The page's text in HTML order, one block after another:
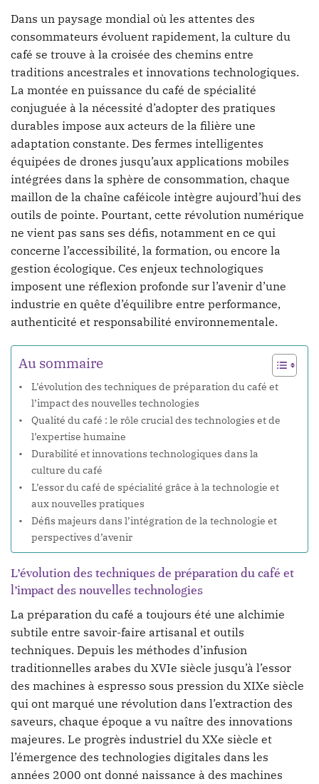
Dans un paysage mondial où les attentes des
consommateurs évoluent rapidement, la culture du
café se trouve à la croisée des chemins entre
traditions ancestrales et innovations technologiques.
La montée en puissance du café de spécialité
conjuguée à la nécessité d’adopter des pratiques
durables impose aux acteurs de la filière une
adaptation constante. Des fermes intelligentes
équipées de drones jusqu’aux applications mobiles
intégrées dans la sphère de consommation, chaque
maillon de la chaîne caféicole intègre aujourd’hui des
outils de pointe. Pourtant, cette révolution numérique
ne vient pas sans ses défis, notamment en ce qui
concerne l’accessibilité, la formation, ou encore la
gestion écologique. Ces enjeux technologiques
imposent une réflexion profonde sur l’avenir d’une
industrie en quête d’équilibre entre performance,
authenticité et responsabilité environnementale.
Au sommaire
L’évolution des techniques de préparation du café et
l’impact des nouvelles technologies
Qualité du café : le rôle crucial des technologies et de
l’expertise humaine
Durabilité et innovations technologiques dans la
culture du café
L’essor du café de spécialité grâce à la technologie et
aux nouvelles pratiques
Défis majeurs dans l’intégration de la technologie et
perspectives d’avenir
L’évolution des techniques de préparation du café et
l’impact des nouvelles technologies
La préparation du café a toujours été une alchimie
subtile entre savoir-faire artisanal et outils
techniques. Depuis les méthodes d’infusion
traditionnelles arabes du XVIe siècle jusqu’à l’essor
des machines à espresso sous pression du XIXe siècle
qui ont marqué une révolution dans l’extraction des
saveurs, chaque époque a vu naître des innovations
majeures. Le progrès industriel du XXe siècle et
l’émergence des technologies digitales dans les
années 2000 ont donné naissance à des machines